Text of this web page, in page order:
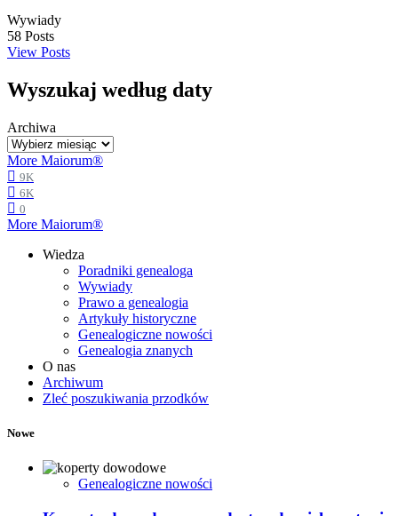
Wywiady
58 Posts
View Posts
Wyszukaj według daty
Archiwa
More Maiorum®
9K
6K
0
More Maiorum®
Wiedza
Poradniki genealoga
Wywiady
Prawo a genealogia
Artykuły historyczne
Genealogiczne nowości
Genealogia znanych
O nas
Archiwum
Zleć poszukiwania przodków
Nowe
Genealogiczne nowości